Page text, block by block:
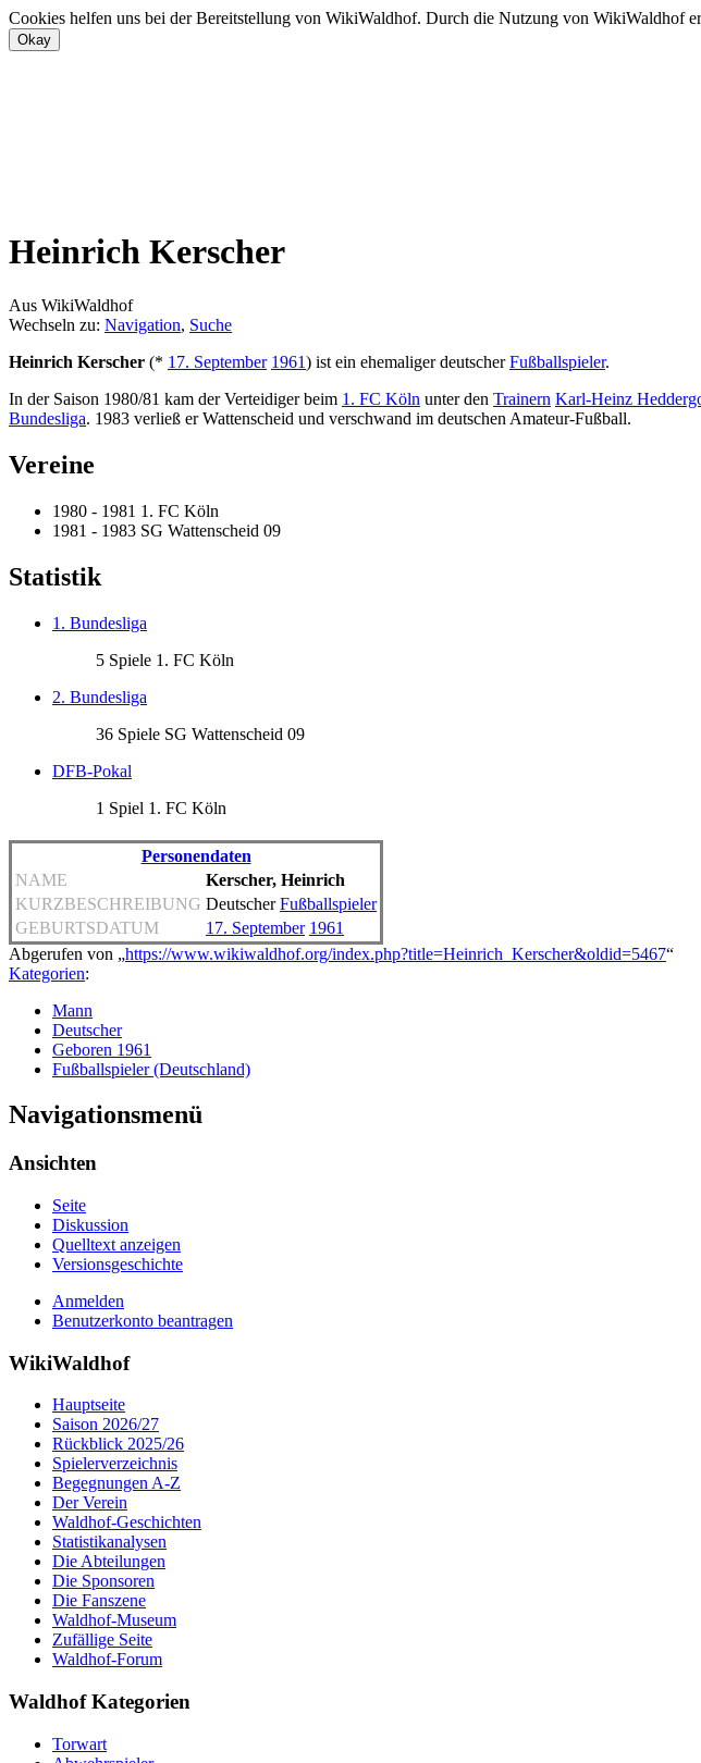
Cookies helfen uns bei der Bereitstellung von WikiWaldhof. Durch die Nutzung von WikiWaldhof
Heinrich Kerscher
Aus WikiWaldhof
Wechseln zu: Navigation, Suche
Heinrich Kerscher (* 17. September 1961) ist ein ehemaliger deutscherFußballspieler.
In der Saison 1980/81 kam der Verteidiger beim 1. FC Köln unter den Trainern Karl-Heinz
Bundesliga. 1983 verließ er Wattenscheid und verschwand im deutschen Amateur-Fußball.
Vereine
1980 - 1981 1. FC Köln
1981 - 1983 SG Wattenscheid 09
Statistik
1. Bundesliga
5 Spiele 1. FC Köln
2. Bundesliga
36 Spiele SG Wattenscheid 09
DFB-Pokal
1 Spiel 1. FC Köln
Personendaten
NAME
Kerscher, Heinrich
KURZBESCHREIBUNG DeutscherFußballspieler
GEBURTSDATUM
17. September 1961
Abgerufen von „https://www.wikiwaldhof.org/index.php?title=Heinrich_Kerscher&oldid=5467“
Kategorien:
Mann
Deutscher
Geboren 1961
Fußballspieler (Deutschland)
Navigationsmenü
Ansichten
Seite
Diskussion
Quelltext anzeigen
Versionsgeschichte
Anmelden
Benutzerkonto beantragen
WikiWaldhof
Hauptseite
Saison 2026/27
Rückblick 2025/26
Spielerverzeichnis
Begegnungen A-Z
Der Verein
Waldhof-Geschichten
Statistikanalysen
Die Abteilungen
Die Sponsoren
Die Fanszene
Waldhof-Museum
Zufällige Seite
Waldhof-Forum
Waldhof Kategorien
Torwart